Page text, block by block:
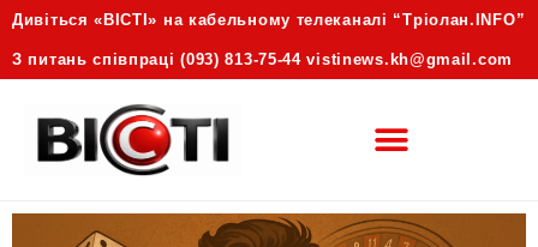
Дивіться «ВІСТІ» на кабельному телеканалі “Трiолан.INFO”
З питань співпраці (093) 813-75-44 vistinews.kh@gmail.com